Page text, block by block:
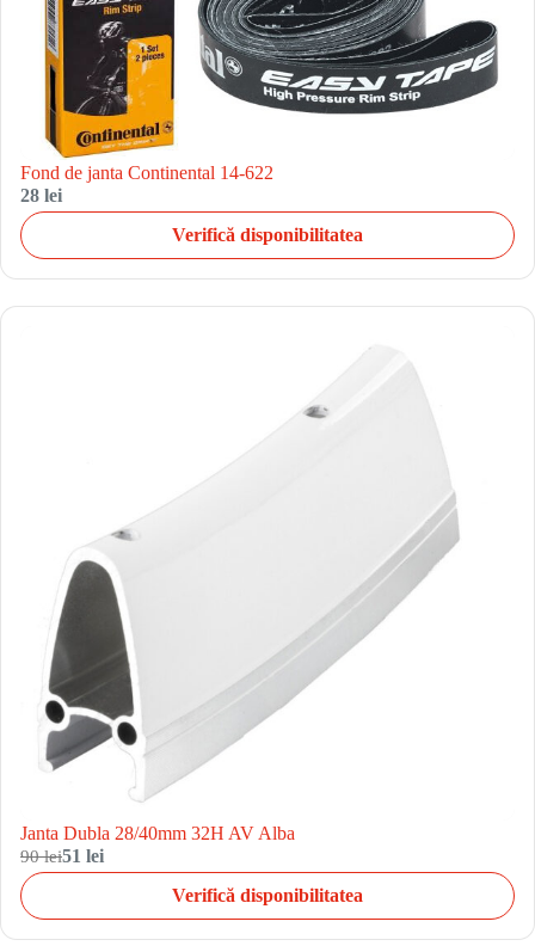
Fond de janta Continental 14-622
28 lei
Verifică disponibilitatea
Janta Dubla 28/40mm 32H AV Alba
90 lei51 lei
Verifică disponibilitatea